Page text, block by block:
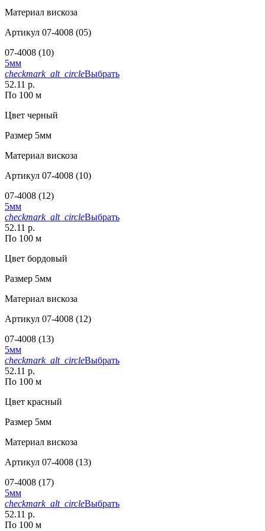
Материал вискоза
Артикул 07-4008 (05)
07-4008 (10)
5мм
checkmark_alt_circleВыбрать
52.11 р.
По 100 м
Цвет черный
Размер 5мм
Материал вискоза
Артикул 07-4008 (10)
07-4008 (12)
5мм
checkmark_alt_circleВыбрать
52.11 р.
По 100 м
Цвет бордовый
Размер 5мм
Материал вискоза
Артикул 07-4008 (12)
07-4008 (13)
5мм
checkmark_alt_circleВыбрать
52.11 р.
По 100 м
Цвет красный
Размер 5мм
Материал вискоза
Артикул 07-4008 (13)
07-4008 (17)
5мм
checkmark_alt_circleВыбрать
52.11 р.
По 100 м